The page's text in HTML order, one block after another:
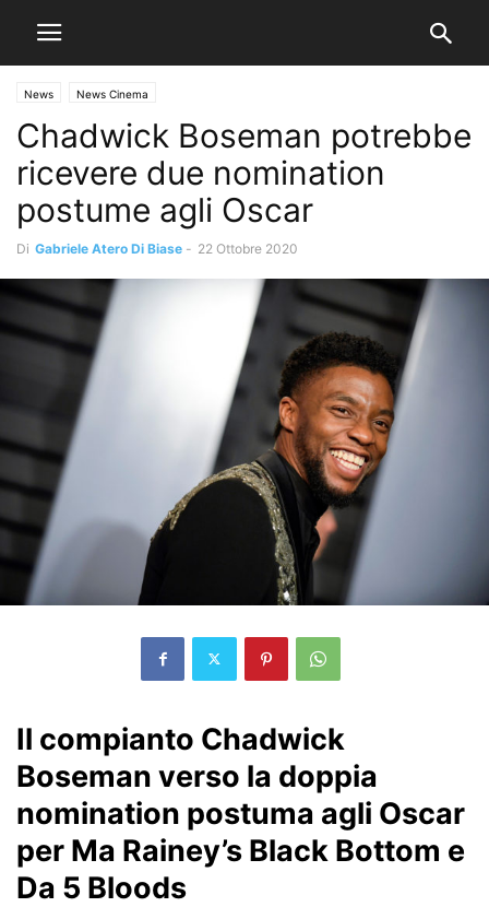
News News Cinema
Chadwick Boseman potrebbe
ricevere due nomination
postume agli Oscar
Di Gabriele Atero Di Biase - 22 Ottobre 2020
Il compianto Chadwick
Boseman verso la doppia
nomination postuma agli Oscar
per Ma Rainey’s Black Bottom e
Da 5 Bloods